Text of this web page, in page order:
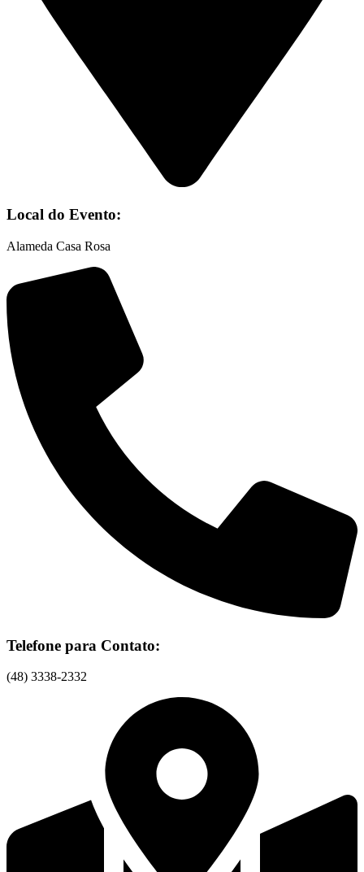
Local do Evento:
Alameda Casa Rosa
Telefone para Contato:
(48) 3338-2332